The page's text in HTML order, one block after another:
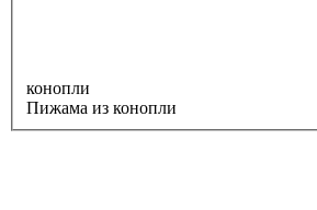
конопли
Пижама из конопли